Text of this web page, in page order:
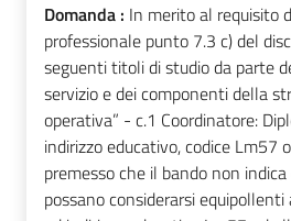
Domanda : In merito al requisito
professionale punto 7.3 c) del
seguenti titoli di studio da parte
servizio e dei componenti della
operativa” - c.1 Coordinatore:
indirizzo educativo, codice Lm57
premesso che il bando non
possano considerarsi